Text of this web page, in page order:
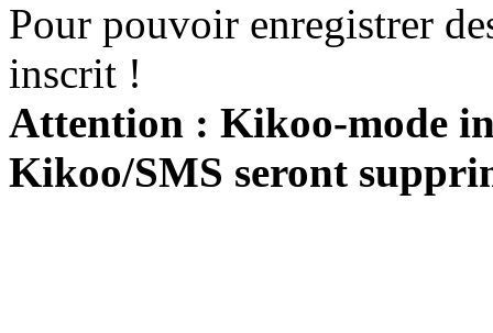
Pour pouvoir enregistrer
inscrit !
Attention : Kikoo-mode
Kikoo/SMS seront